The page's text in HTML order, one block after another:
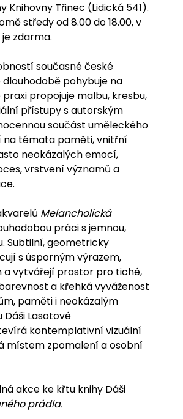
Třinec (Lidická 541).
středy od 8.00 do 18.00, v
zdarma.
současné české
pohybuje na
propojuje malbu, kresbu,
přístupy s autorským
součást uměleckého
na témata paměti, vnitřní
neokázalých emocí,
vrstvení významů a
Melancholická
práci s jemnou,
Subtilní, geometricky
s úsporným výrazem,
vytvářejí prostor pro tiché,
a křehká vyváženost
paměti i neokázalým
Lasotové
kontemplativní vizuální
místem zpomalení a osobní
akce ke křtu knihy Dáši
prádla.